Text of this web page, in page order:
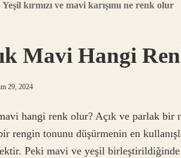
Yeşil kırmızı ve mavi karışımı ne renk olur
Mavi Hangi
29, 2024
hangi renk olur? Açık ve parlak bir
rengin tonunu düşürmenin en
Peki mavi ve yeşil